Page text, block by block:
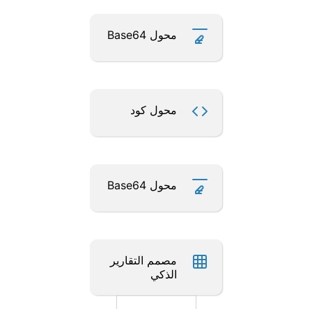
محول Base64
محول كود
محول Base64
مصمم التقارير
الذكي